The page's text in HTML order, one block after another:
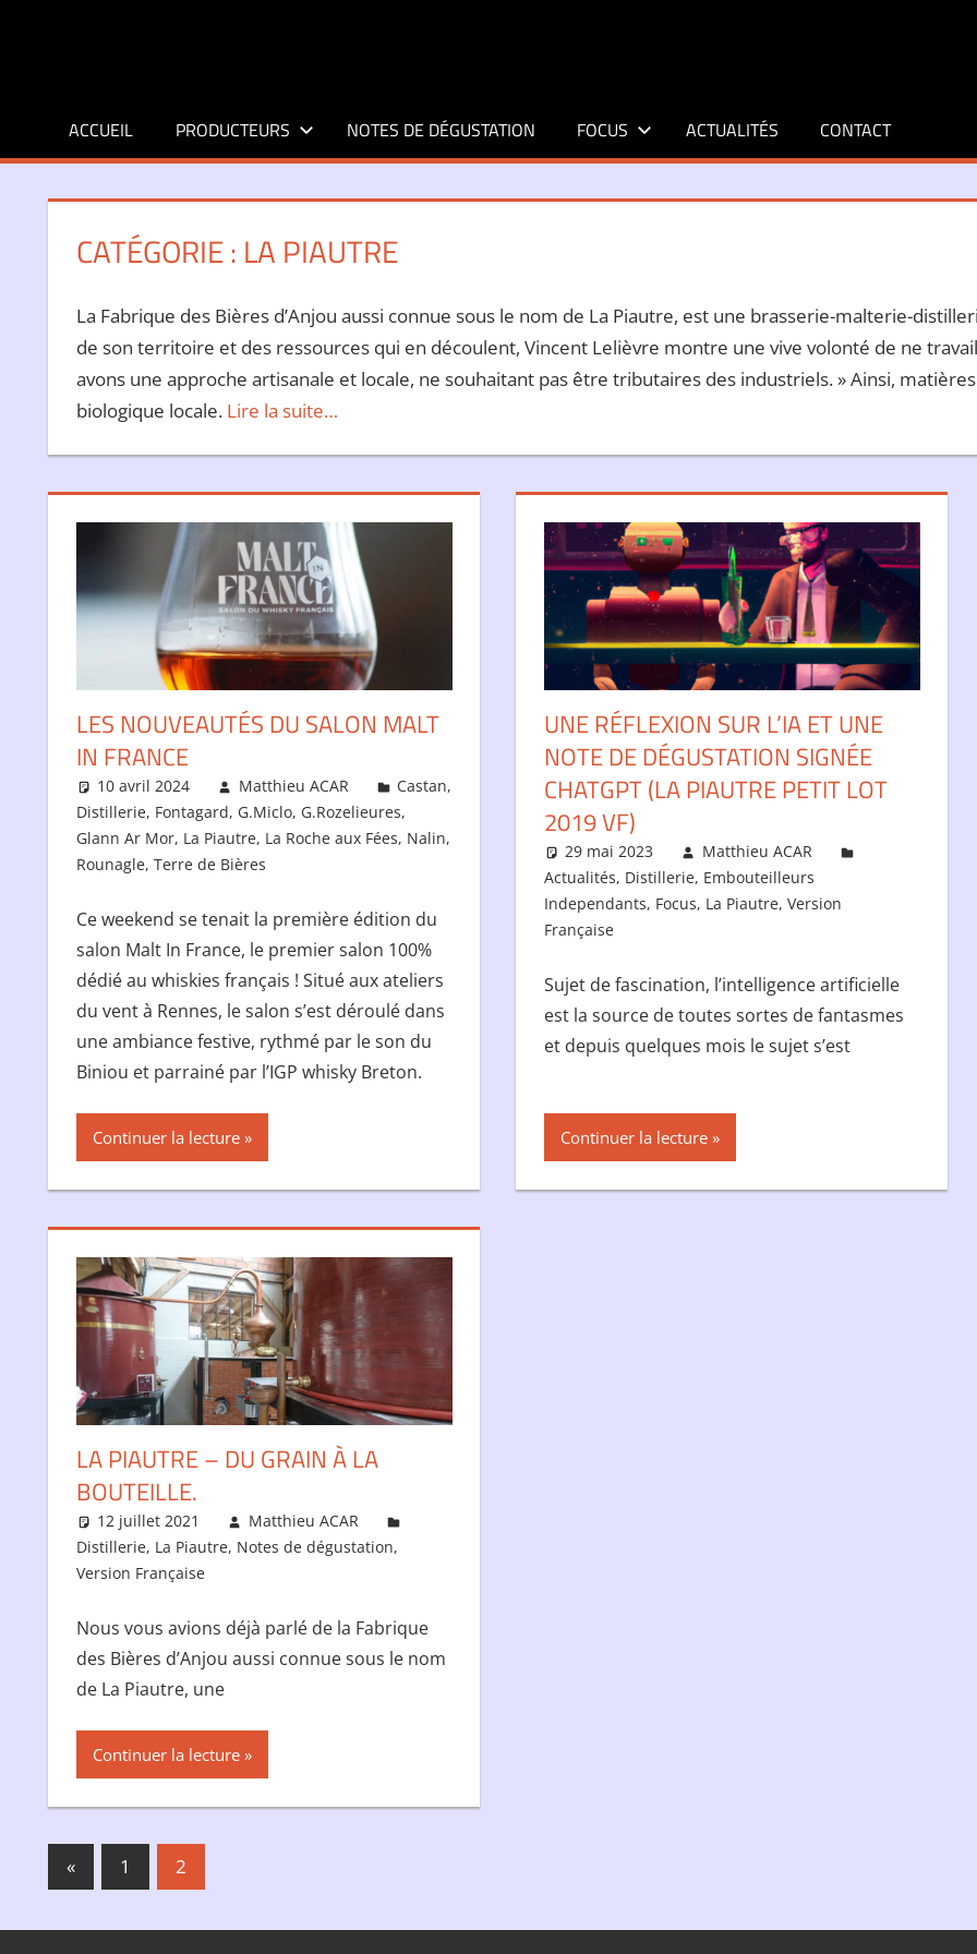
ACCUEIL PRODUCTEURS NOTES DE DÉGUSTATION FOCUS ACTUALITÉS CONTACT
CATÉGORIE : LA PIAUTRE
La Fabrique des Bières d’Anjou aussi connue sous le nom de La Piautre, est une brasserie-malterie-
de son territoire et des ressources qui en découlent, Vincent Lelièvre montre une vive volonté de ne
avons une approche artisanale et locale, ne souhaitant pas être tributaires des industriels. » Ainsi,
biologique locale. Lire la suite…
LES NOUVEAUTÉS DU SALON MALT
IN FRANCE
10 avril 2024 Matthieu ACAR Castan,
Distillerie, Fontagard, G.Miclo, G.Rozelieures,
Glann Ar Mor, La Piautre, La Roche aux Fées, Nalin,
Rounagle, Terre de Bières
Ce weekend se tenait la première édition du
salon Malt In France, le premier salon 100%
dédié au whiskies français ! Situé aux ateliers
du vent à Rennes, le salon s’est déroulé dans
une ambiance festive, rythmé par le son du
Biniou et parrainé par l’IGP whisky Breton.
Continuer la lecture
UNE RÉFLEXION SUR L’IA ET UNE
NOTE DE DÉGUSTATION SIGNÉE
CHATGPT (LA PIAUTRE PETIT LOT
2019 VF)
29 mai 2023
Matthieu ACAR
Actualités, Distillerie, Embouteilleurs
Independants, Focus, La Piautre, Version
Française
Sujet de fascination, l’intelligence artificielle
est la source de toutes sortes de fantasmes
et depuis quelques mois le sujet s’est
Continuer la lecture
LA PIAUTRE – DU GRAIN À LA
BOUTEILLE.
12 juillet 2021
Matthieu ACAR
Distillerie, La Piautre, Notes de dégustation,
Version Française
Nous vous avions déjà parlé de la Fabrique
des Bières d’Anjou aussi connue sous le nom
de La Piautre, une
Continuer la lecture
Pagination
«Publications
précédentes :
1 2